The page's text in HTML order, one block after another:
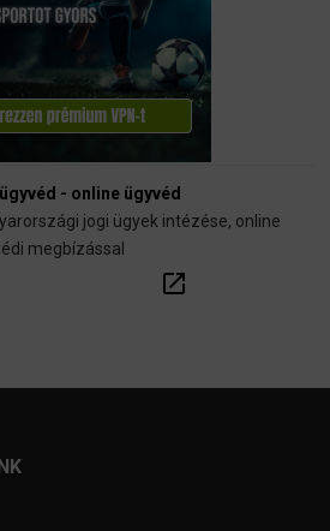
- online ügyvéd
jogi ügyek intézése, online
megbízással
open_in_new